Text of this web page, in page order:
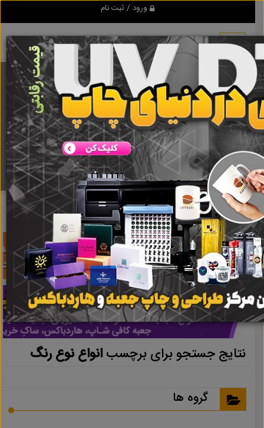
ورود / ثبت نام
برنامه اندروید تبلیغ شو
مرجع نیازمندیها و تبلیغات اینترنتی
دانلود
تبلیغ شو انواع نوع رنگ نتایج جستجو برای برچسبانواع نوع رنگ
نتایج جستجو برای برچسبانواع نوع رنگ
گروه ها